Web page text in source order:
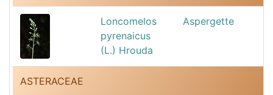
Loncomelos
pyrenaicus
(L.) Hrouda
Aspergette
ASTERACEAE